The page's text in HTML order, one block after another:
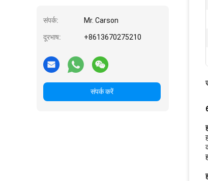
संपर्क: Mr. Carson
दूरभाष: +8613670275210
संपर्क करें